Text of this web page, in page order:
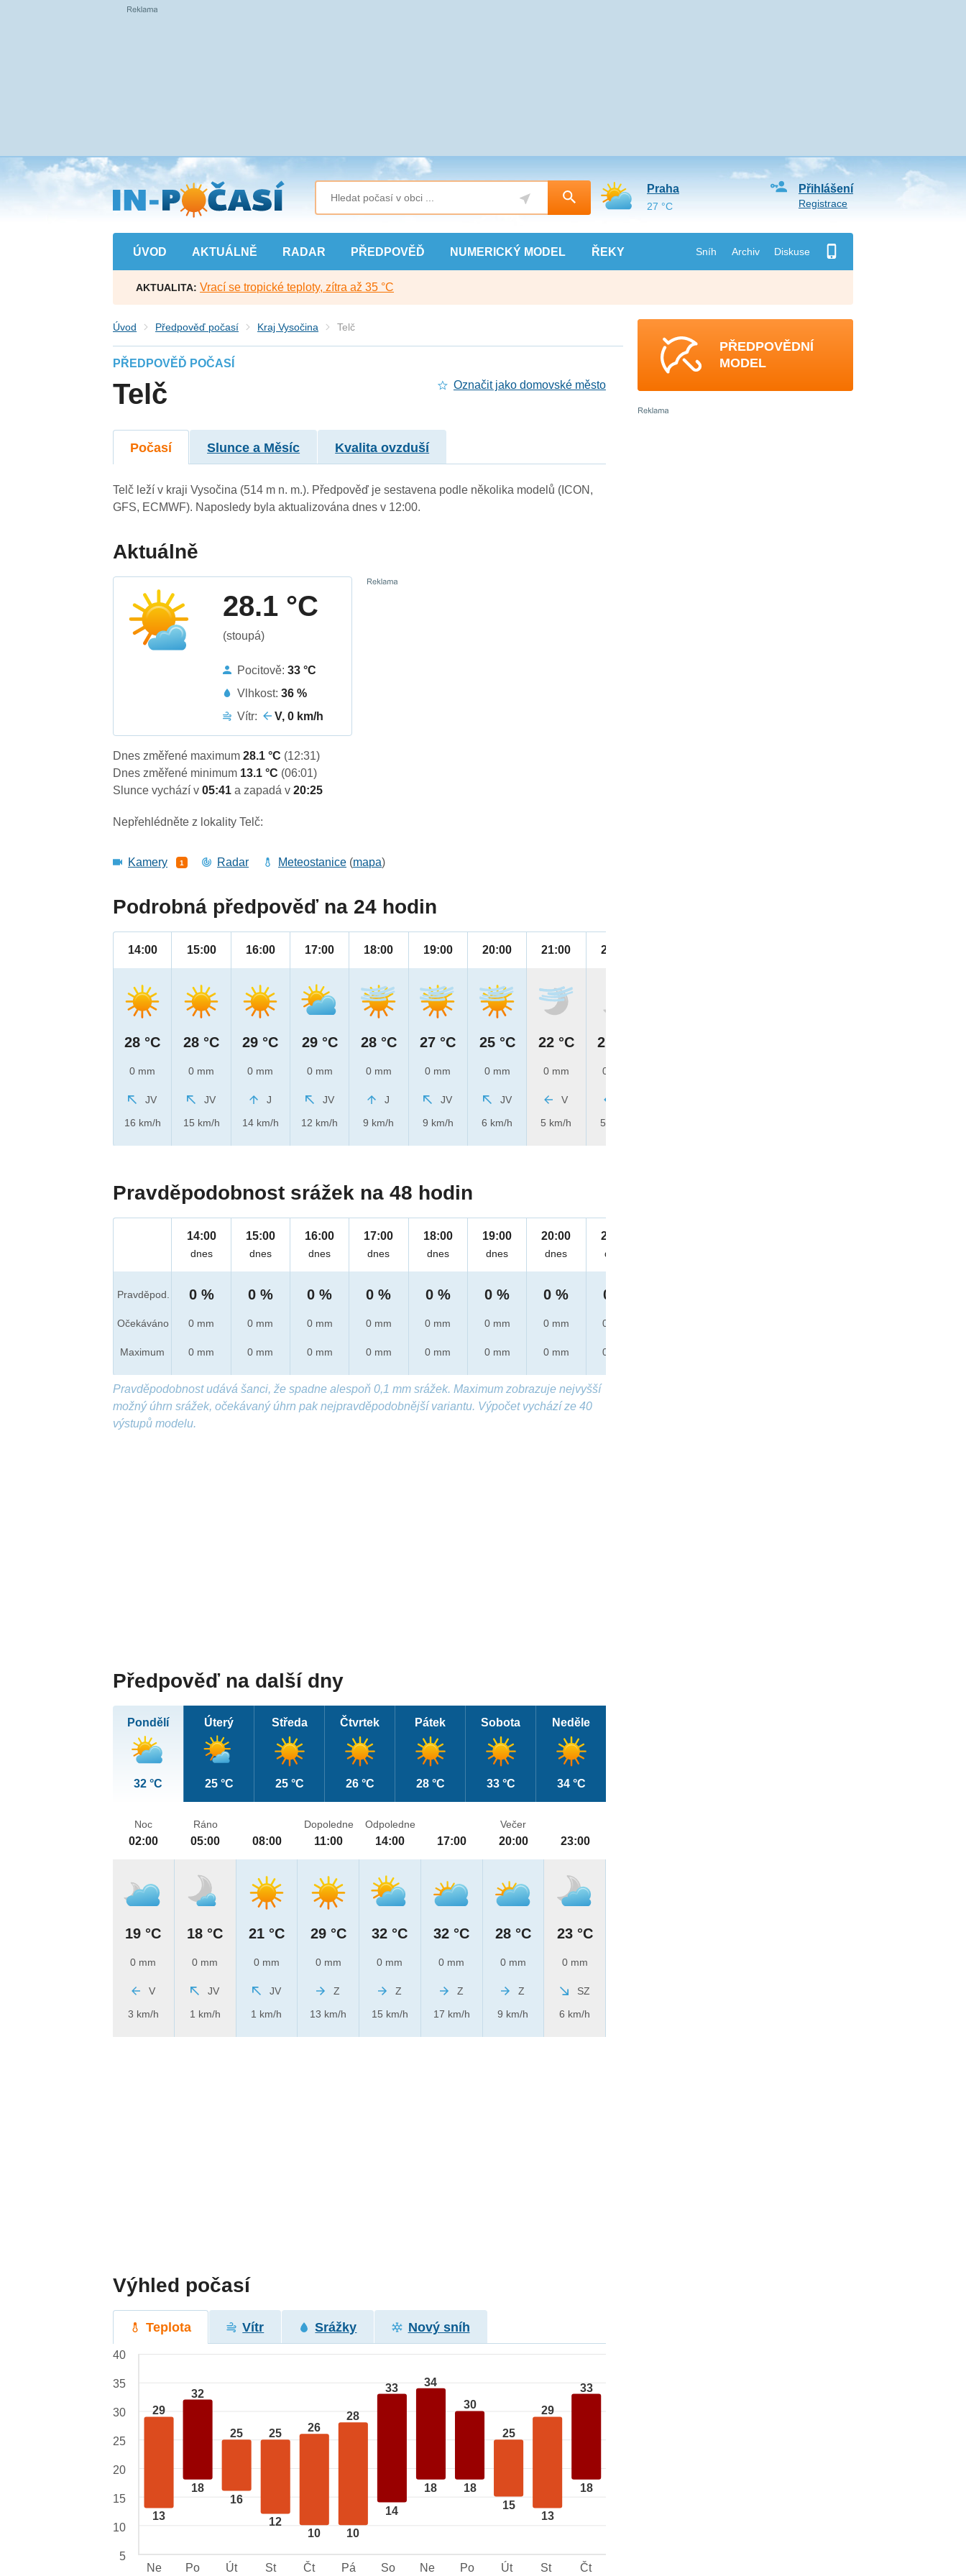
Přejít
na
hlavní
obsah
ÚVOD AKTUÁLNĚ RADAR PŘEDPOVĚĎ NUMERICKÝ MODEL ŘEKY Sníh Archiv Diskuse
Přihlášení
Registrace
Praha
27 °C
AKTUALITA: Vrací se tropické teploty, zítra až 35 °C
Úvod Předpověď počasí Kraj Vysočina Telč
PŘEDPOVĚĎ POČASÍ
Telč Označit jako domovské město
Počasí Slunce a Měsíc Kvalita ovzduší
Telč leží v kraji Vysočina (514 m n. m.). Předpověď je sestavena podle několika modelů (ICON,
GFS, ECMWF). Naposledy byla aktualizována dnes v 12:00.
Aktuálně
28.1 °C
(stoupá)
Pocitově:33 °C
Vlhkost:36 %
Vítr:
V, 0 km/h
Dnes změřené maximum28.1 °C (12:31)
Dnes změřené minimum 13.1 °C (06:01)
Slunce vychází v05:41a zapadá v20:25
Nepřehlédněte z lokality Telč:
Kamery 1 Radar Meteostanice (mapa)
Podrobná předpověď na 24 hodin
14:00
28 °C
0 mm
JV
16 km/h
15:00
28 °C
0 mm
JV
15 km/h
16:00
29 °C
0 mm
J
14 km/h
17:00
29 °C
0 mm
JV
12 km/h
18:00
28 °C
0 mm
J
9 km/h
19:00
27 °C
0 mm
JV
9 km/h
20:00
25 °C
0 mm
JV
6 km/h
21:00
22 °C
0 mm
V
5 km/h
22:00
21 °C
0 mm
5 km/h
Pravděpodobnost srážek na 48 hodin
Pravděpod.
Očekáváno
Maximum
14:00
dnes
0 %
0 mm
0 mm
15:00
dnes
0 %
0 mm
0 mm
16:00
dnes
0 %
0 mm
0 mm
17:00
dnes
0 %
0 mm
0 mm
18:00
dnes
0 %
0 mm
0 mm
19:00
dnes
0 %
0 mm
0 mm
20:00
dnes
0 %
0 mm
0 mm
21:00
dnes
0 %
0 mm
0 mm
Pravděpodobnost udává šanci, že spadne alespoň 0,1 mm srážek. Maximum zobrazuje nejvyšší
možný úhrn srážek, očekávaný úhrn pak nejpravděpodobnější variantu. Výpočet vychází ze 40
výstupů modelu.
Předpověď na další dny
Pondělí
32 °C
Úterý
25 °C
Středa
25 °C
Čtvrtek
26 °C
Pátek
28 °C
Sobota
33 °C
Neděle
34 °C
Noc
02:00
19 °C
0 mm
V
3 km/h
Ráno
05:00
18 °C
0 mm
JV
1 km/h
08:00
21 °C
0 mm
JV
1 km/h
Dopoledne
11:00
29 °C
0 mm
Z
13 km/h
Odpoledne
14:00
32 °C
0 mm
Z
15 km/h
17:00
32 °C
0 mm
Z
17 km/h
Večer
20:00
28 °C
0 mm
Z
9 km/h
23:00
23 °C
0 mm
SZ
6 km/h
Výhled počasí
Teplota Vítr Srážky Nový sníh
29
13
32
18
25
16
25
12
26
10
28
10
33
14
34
18
30
18
25
15
29
13
33
18
40
35
30
25
20
15
10
5
Ne
Po Út St Čt Pá So Ne Po Út St Čt
PŘEDPOVĚDNÍ
MODEL